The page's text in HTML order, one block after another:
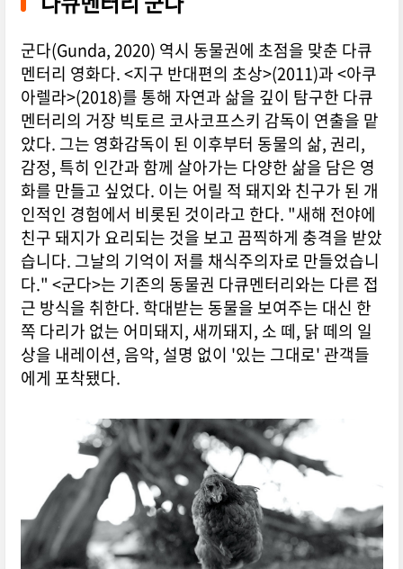
군다(Gunda, 2020) 역시 동물권에 초점을 맞춘 다큐
멘터리 영화다. <지구 반대편의 초상>(2011)과 <아쿠
아렐라>(2018)를 통해 자연과 삶을 깊이 탐구한 다큐
멘터리의 거장 빅토르 코사코프스키 감독이 연출을 맡
았다. 그는 영화감독이 된 이후부터 동물의 삶, 권리,
감정, 특히 인간과 함께 살아가는 다양한 삶을 담은 영
화를 만들고 싶었다. 이는 어릴 적 돼지와 친구가 된 개
인적인 경험에서 비롯된 것이라고 한다. "새해 전야에
친구 돼지가 요리되는 것을 보고 끔찍하게 충격을 받았
습니다. 그날의 기억이 저를 채식주의자로 만들었습니
다." <군다>는 기존의 동물권 다큐멘터리와는 다른 접
근 방식을 취한다. 학대받는 동물을 보여주는 대신 한
쪽 다리가 없는 어미돼지, 새끼돼지, 소 떼, 닭 떼의 일
상을 내레이션, 음악, 설명 없이 '있는 그대로' 관객들
에게 포착됐다.